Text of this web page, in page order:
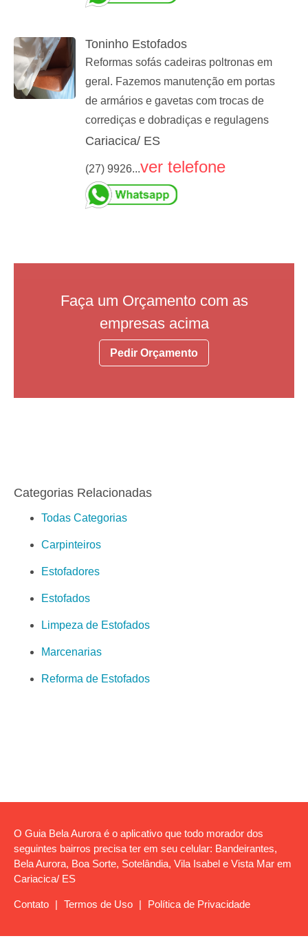
Toninho Estofados
Reformas sofás cadeiras poltronas em
geral. Fazemos manutenção em portas
de armários e gavetas com trocas de
corrediças e dobradiças e regulagens
Cariacica/ ES
(27) 9926...ver telefone
Faça um Orçamento com as
empresas acima
Pedir Orçamento
Categorias Relacionadas
Todas Categorias
Carpinteiros
Estofadores
Estofados
Limpeza de Estofados
Marcenarias
Reforma de Estofados
O Guia Bela Aurora é o aplicativo que todo morador dos
seguintes bairros precisa ter em seu celular: Bandeirantes,
Bela Aurora, Boa Sorte, Sotelândia, Vila Isabel e Vista Mar em
Cariacica/ ES
Contato | Termos de Uso | Política de Privacidade